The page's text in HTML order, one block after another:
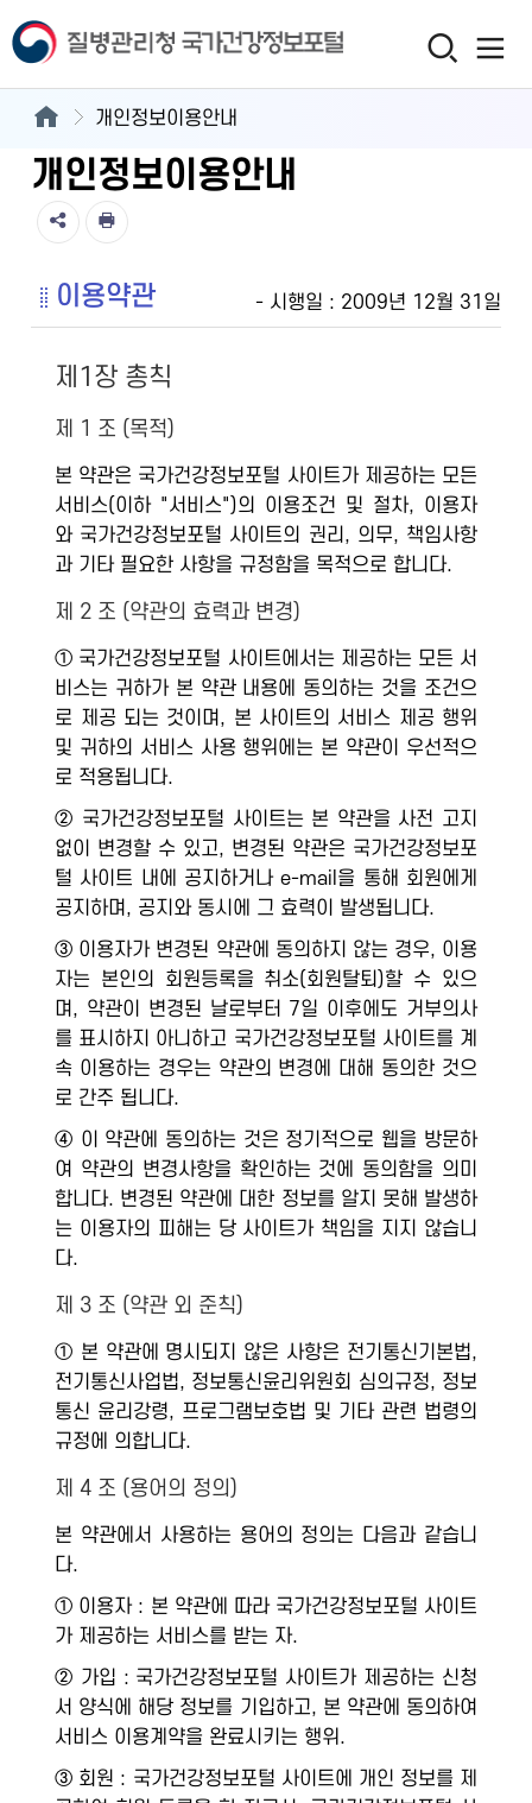
개인정보이용안내
개인정보이용안내
- 시행일 : 2009년 12월 31일
이용약관
제1장 총칙
제 1 조 (목적)
본 약관은 국가건강정보포털 사이트가 제공하는 모든
서비스(이하 "서비스")의 이용조건 및 절차, 이용자
와 국가건강정보포털 사이트의 권리, 의무, 책임사항
과 기타 필요한 사항을 규정함을 목적으로 합니다.
제 2 조 (약관의 효력과 변경)
① 국가건강정보포털 사이트에서는 제공하는 모든 서
비스는 귀하가 본 약관 내용에 동의하는 것을 조건으
로 제공 되는 것이며, 본 사이트의 서비스 제공 행위
및 귀하의 서비스 사용 행위에는 본 약관이 우선적으
로 적용됩니다.
② 국가건강정보포털 사이트는 본 약관을 사전 고지
없이 변경할 수 있고, 변경된 약관은 국가건강정보포
털 사이트 내에 공지하거나 e-mail을 통해 회원에게
공지하며, 공지와 동시에 그 효력이 발생됩니다.
③ 이용자가 변경된 약관에 동의하지 않는 경우, 이용
자는 본인의 회원등록을 취소(회원탈퇴)할 수 있으
며, 약관이 변경된 날로부터 7일 이후에도 거부의사
를 표시하지 아니하고 국가건강정보포털 사이트를 계
속 이용하는 경우는 약관의 변경에 대해 동의한 것으
로 간주 됩니다.
④ 이 약관에 동의하는 것은 정기적으로 웹을 방문하
여 약관의 변경사항을 확인하는 것에 동의함을 의미
합니다. 변경된 약관에 대한 정보를 알지 못해 발생하
는 이용자의 피해는 당 사이트가 책임을 지지 않습니
다.
제 3 조 (약관 외 준칙)
① 본 약관에 명시되지 않은 사항은 전기통신기본법,
전기통신사업법, 정보통신윤리위원회 심의규정, 정보
통신 윤리강령, 프로그램보호법 및 기타 관련 법령의
규정에 의합니다.
제 4 조 (용어의 정의)
본 약관에서 사용하는 용어의 정의는 다음과 같습니
다.
① 이용자 : 본 약관에 따라 국가건강정보포털 사이트
가 제공하는 서비스를 받는 자.
② 가입 : 국가건강정보포털 사이트가 제공하는 신청
서 양식에 해당 정보를 기입하고, 본 약관에 동의하여
서비스 이용계약을 완료시키는 행위.
③ 회원 : 국가건강정보포털 사이트에 개인 정보를 제